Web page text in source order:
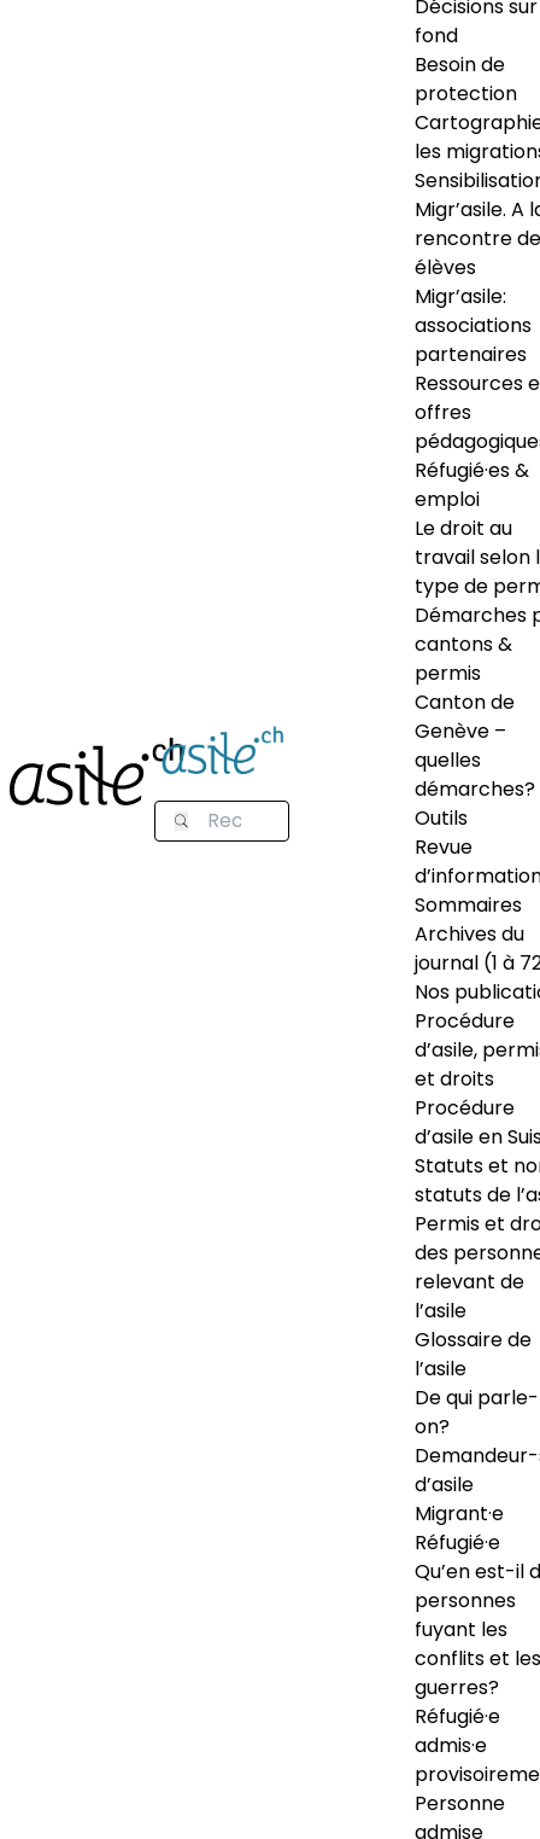
Décisions
fond
Besoin de
protection
les
Migr’asile. A
rencontre
élèves
Migr’asile:
associations
partenaires
Ressources
offres
Réfugié·es &
emploi
Le droit au
travail selon
type de
Démarches
cantons &
permis
Canton de
Genève –
quelles
démarches?
Outils
Revue
Sommaires
Archives du
journal (1 à
Nos
Procédure
d’asile,
et droits
Procédure
d’asile en
Statuts et
statuts de
Permis et
des
relevant de
l’asile
Glossaire de
l’asile
De qui
on?
d’asile
Migrant·e
Réfugié·e
Qu’en est-il
personnes
fuyant les
conflits et les
guerres?
Réfugié·e
admis·e
Personne
admise